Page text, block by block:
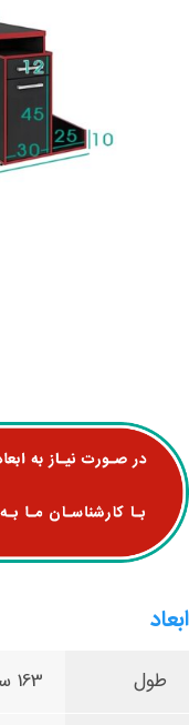
ابعاد
طول 163 سانتی متر